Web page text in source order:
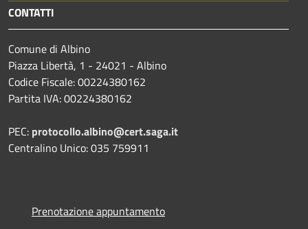
CONTATTI
Comune di Albino
Piazza Libertà, 1 - 24021 - Albino
Codice Fiscale: 00224380162
Partita IVA: 00224380162
PEC: protocollo.albino@cert.saga.it
Centralino Unico: 035 759911
Prenotazione appuntamento